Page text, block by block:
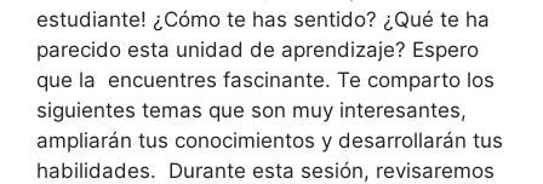
estudiante! ¿Cómo te has sentido? ¿Qué te ha
parecido esta unidad de aprendizaje? Espero
que la encuentres fascinante. Te comparto los
siguientes temas que son muy interesantes,
ampliarán tus conocimientos y desarrollarán tus
habilidades. Durante esta sesión, revisaremos